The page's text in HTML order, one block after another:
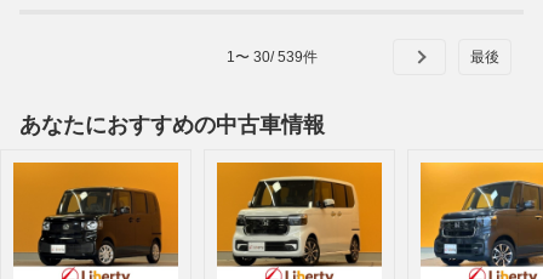
1 〜 30/539件
あなたにおすすめの中古車情報